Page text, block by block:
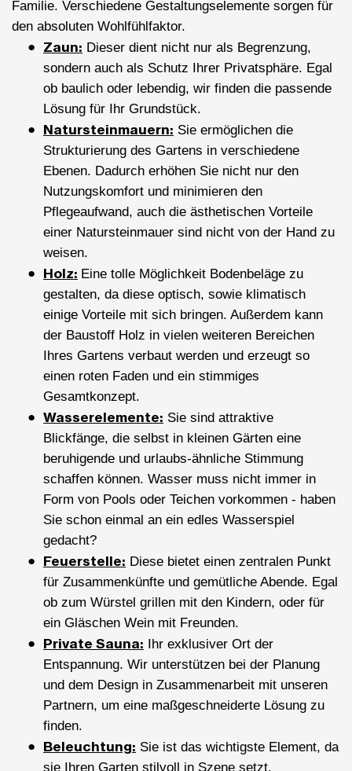
Familie. Verschiedene Gestaltungselemente sorgen für
den absoluten Wohlfühlfaktor.
Zaun: Dieser dient nicht nur als Begrenzung,
sondern auch als Schutz Ihrer Privatsphäre. Egal
ob baulich oder lebendig, wir finden die passende
Lösung für Ihr Grundstück.
Natursteinmauern: Sie ermöglichen die
Strukturierung des Gartens in verschiedene
Ebenen. Dadurch erhöhen Sie nicht nur den
Nutzungskomfort und minimieren den
Pflegeaufwand, auch die ästhetischen Vorteile
einer Natursteinmauer sind nicht von der Hand zu
weisen.
Holz: Eine tolle Möglichkeit Bodenbeläge zu
gestalten, da diese optisch, sowie klimatisch
einige Vorteile mit sich bringen. Außerdem kann
der Baustoff Holz in vielen weiteren Bereichen
Ihres Gartens verbaut werden und erzeugt so
einen roten Faden und ein stimmiges
Gesamtkonzept.
Wasserelemente: Sie sind attraktive
Blickfänge, die selbst in kleinen Gärten eine
beruhigende und urlaubs-ähnliche Stimmung
schaffen können. Wasser muss nicht immer in
Form von Pools oder Teichen vorkommen - haben
Sie schon einmal an ein edles Wasserspiel
gedacht?
Feuerstelle: Diese bietet einen zentralen Punkt
für Zusammenkünfte und gemütliche Abende. Egal
ob zum Würstel grillen mit den Kindern, oder für
ein Gläschen Wein mit Freunden.
Private Sauna: Ihr exklusiver Ort der
Entspannung. Wir unterstützen bei der Planung
und dem Design in Zusammenarbeit mit unseren
Partnern, um eine maßgeschneiderte Lösung zu
finden.
Beleuchtung: Sie ist das wichtigste Element, da
sie Ihren Garten stilvoll in Szene setzt.